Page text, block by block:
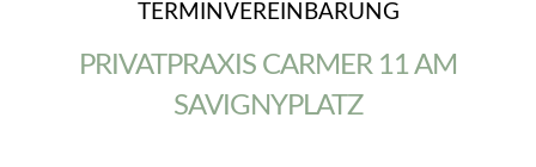
TERMINVEREINBARUNG
PRIVATPRAXIS CARMER 11 AM
SAVIGNYPLATZ